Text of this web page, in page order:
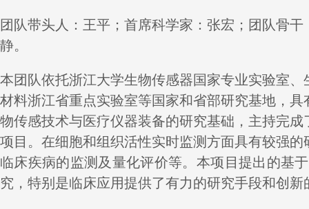
团队带头人：王平；首席科学家：张宏；团队骨干
静。
本团队依托浙江大学生物传感器国家专业实验室
材料浙江省重点实验室等国家和省部研究基地，
物传感技术与医疗仪器装备的研究基础， 主持完成
项目。在细胞和组织活性实时监测方面具有较强
临床疾病的监测及量化评价等。 本项目提出的基
究，特别是临床应用提供了有力的研究手段和创新